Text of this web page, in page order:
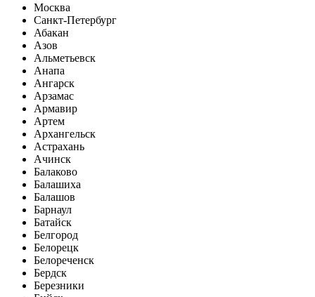
Москва
Санкт-Петербург
Абакан
Азов
Альметьевск
Анапа
Ангарск
Арзамас
Армавир
Артем
Архангельск
Астрахань
Ачинск
Балаково
Балашиха
Балашов
Барнаул
Батайск
Белгород
Белорецк
Белореченск
Бердск
Березники